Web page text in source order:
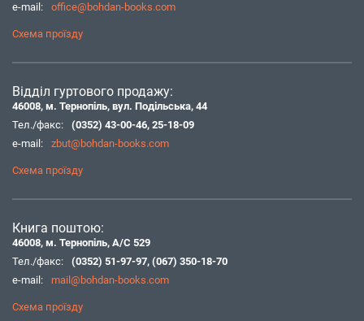
e-mail:
office@bohdan-books.com
Схема проїзду
Відділ гуртового продажу:
46008, м. Тернопіль, вул. Подільська, 44
Тел./факс:
(0352) 43-00-46, 25-18-09
e-mail:
zbut@bohdan-books.com
Схема проїзду
Книга поштою:
46008, м. Тернопіль, А/С 529
Тел./факс:
(0352) 51-97-97, (067) 350-18-70
e-mail:
mail@bohdan-books.com
Схема проїзду